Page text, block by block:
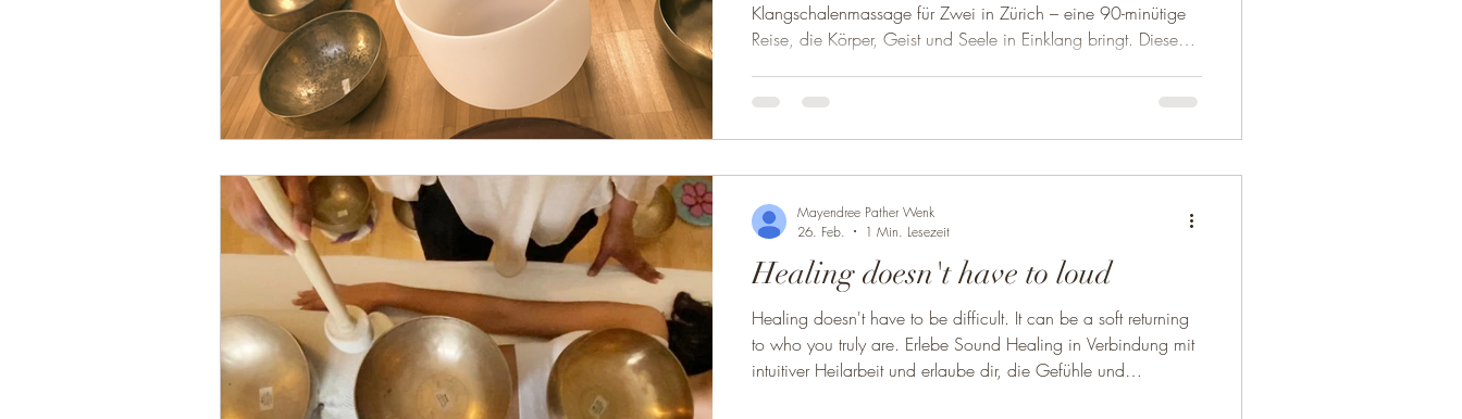
Klangschalenmassage für Zwei in Zürich – eine 90-minütige
Reise, die Körper, Geist und Seele in Einklang bringt. Diese
Klangschalen , Kristallschalen und Gong zu einer
und emotionale Ausgeglichenheit fördert. Eine gemeinsame
Reise der Klangheilung Die Sitzung beginnt mit einer geführten
Healing doesn't have to loud
Healing doesn't have to be difficult. It can be a soft returning
to who you truly are. Erlebe Sound Healing in Verbindung mit
intuitiver Heilarbeit und erlaube dir, die Gefühle und
Mayendree Pather Wenk
26. Feb.
1 Min. Lesezeit